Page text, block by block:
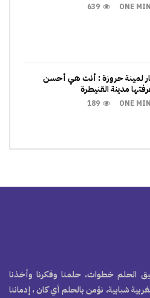
ONE
639
لمينة حروزة : أنت هي أحسن
مدينة القنيطرة
ONE
189
الحلم خطوات، حلمنا وفكرنا وأخذنا
شبابية، نؤمن بالحلم أي كان ، إدماننا